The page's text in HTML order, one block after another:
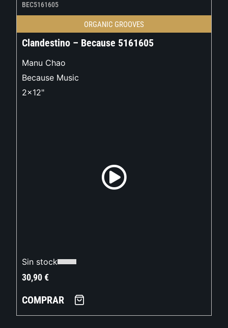
BEC5161605
ORGANIC GROOVES
Clandestino – Because 5161605
Manu Chao
Because Music
2x12"
Sin stock
30,90€
COMPRAR